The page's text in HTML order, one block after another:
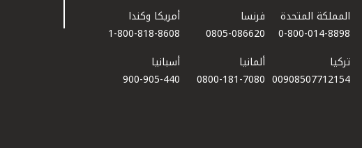
المملكة المتحدة
0-800-014-8898
فرنسا
0805-086620
أمريكا وكندا
1-800-818-8608
تركيا
00908507712154​
ألمانيا
0800-181-7080
أسبانيا
900-905-440